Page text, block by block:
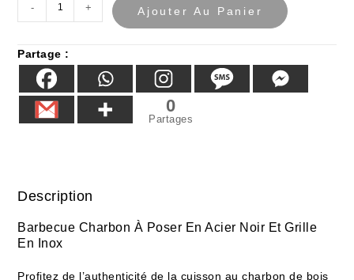
- + Ajouter Au Panier
Partage :
0
Partages
Description
Barbecue Charbon À Poser En Acier Noir Et Grille
En Inox
Profitez de l’authenticité de la cuisson au charbon de bois